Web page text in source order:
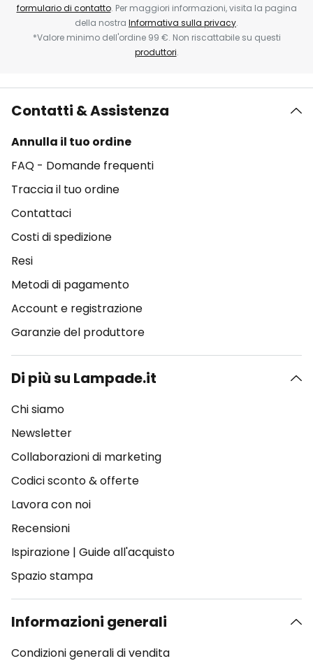
formulario di contatto. Per maggiori informazioni, visita la pagina
della nostra Informativa sulla privacy.
*Valore minimo dell'ordine 99 €. Non riscattabile su questi
produttori.
Contatti & Assistenza
Annulla il tuo ordine
FAQ - Domande frequenti
Traccia il tuo ordine
Contattaci
Costi di spedizione
Resi
Metodi di pagamento
Account e registrazione
Garanzie del produttore
Di più su Lampade.it
Chi siamo
Newsletter
Collaborazioni di marketing
Codici sconto & offerte
Lavora con noi
Recensioni
Ispirazione | Guide all'acquisto
Spazio stampa
Informazioni generali
Condizioni generali di vendita